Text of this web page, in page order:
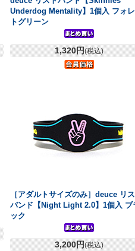
Underdog Mentality】1個入 フォ
トグリーン
1,320円(税込)
［アダルトサイズのみ］deuce リ
バンド【Night Light 2.0】1個入 ブ
ック
3,200円(税込)